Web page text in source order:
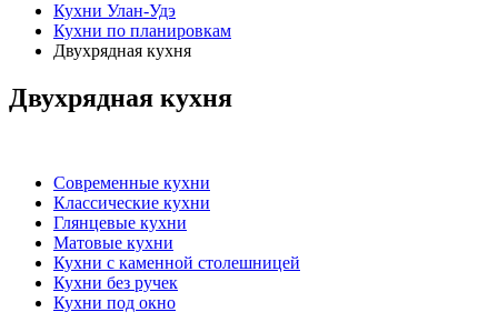
Кухни Улан-Удэ
Кухни по планировкам
Двухрядная кухня
Двухрядная кухня
Современные кухни
Классические кухни
Глянцевые кухни
Матовые кухни
Кухни с каменной столешницей
Кухни без ручек
Кухни под окно